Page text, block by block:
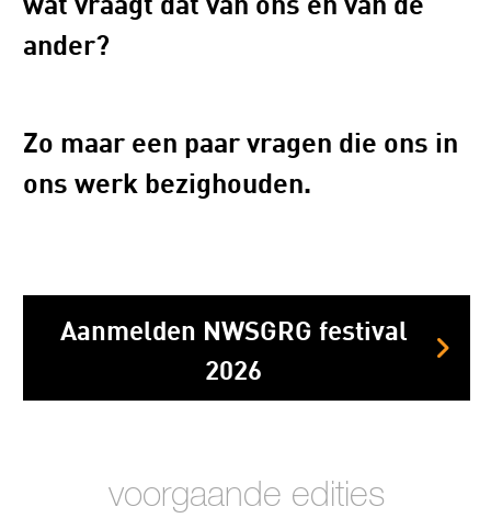
ander?
Zo maar een paar vragen die ons in
ons werk bezighouden.
Aanmelden NWSGRG festival
2026
voorgaande edities